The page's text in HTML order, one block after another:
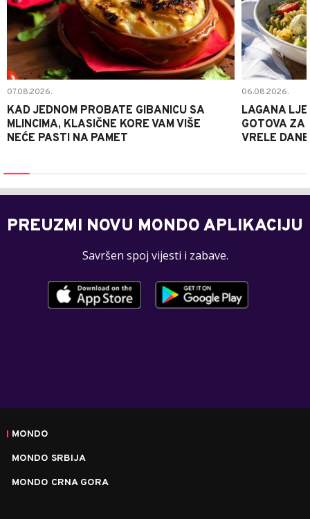
07.08.2026.
KAD JEDNOM PROBATE GIBANICU SA
MLINCIMA, KLASIČNE KORE VAM VIŠE
NEĆE PASTI NA PAMET
06.08.2026.
LAGANA
GOTOVA ZA
VRELE DANE
PREUZMI NOVU MONDO APLIKACIJU
Savršen spoj vijesti i zabave.
MONDO
MONDO SRBIJA
MONDO CRNA GORA